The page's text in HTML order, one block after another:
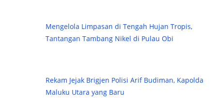
Mengelola Limpasan di Tengah Hujan Tropis,
Tantangan Tambang Nikel di Pulau Obi
Rekam Jejak Brigjen Polisi Arif Budiman, Kapolda
Maluku Utara yang Baru